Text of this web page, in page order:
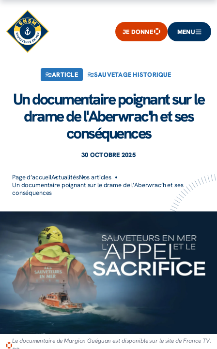
JE DONNE MENU
ARTICLE SAUVETAGE HISTORIQUE
Un documentaire poignant sur le
drame de l'Aberwrac'h et ses
conséquences
30 OCTOBRE 2025
Page d’accueilActualitésNos articles
Un documentaire poignant sur le drame de l’Aberwrac’h et ses
conséquences
Le documentaire de Margion Guéguan est disponible sur le site de France TV.